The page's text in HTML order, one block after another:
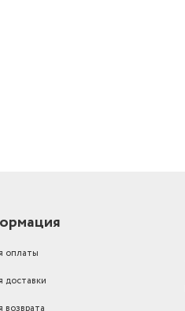
оплаты
доставки
возврата